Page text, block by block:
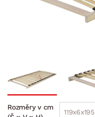
Rozměry v cm
119x6x195